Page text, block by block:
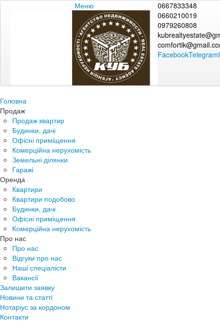
Меню
0667833348
0660210019
0979260808
FacebookTelegram
Головна
Продаж
Продаж квартир
Будинки, дачі
Офісні приміщення
Комерційна нерухомість
Земельні ділянки
Гаражі
Оренда
Квартири
Квартири подобово
Будинки, дачі
Офісні приміщення
Комерційна нерухомість
Про нас
Про нас
Відгуки про нас
Наші спеціалісти
Вакансії
Залишити заявку
Новини та статті
Нотаріус за кордоном
Контакти